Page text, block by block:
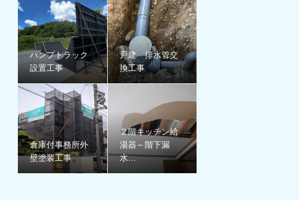
パンプトラック
設置工事
戸建 排水管交
換工事
倉庫付事務所外
壁塗装工事
２階キッチン給
湯器～階下漏
水…